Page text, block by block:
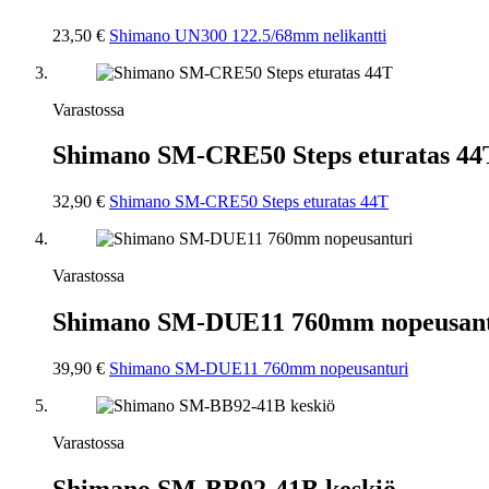
23,50 € Shimano UN300 122.5/68mm nelikantti
Varastossa
Shimano SM-CRE50 Steps eturatas
32,90 € Shimano SM-CRE50 Steps eturatas 44T
Varastossa
Shimano SM-DUE11 760mm
39,90 € Shimano SM-DUE11 760mm nopeusanturi
Varastossa